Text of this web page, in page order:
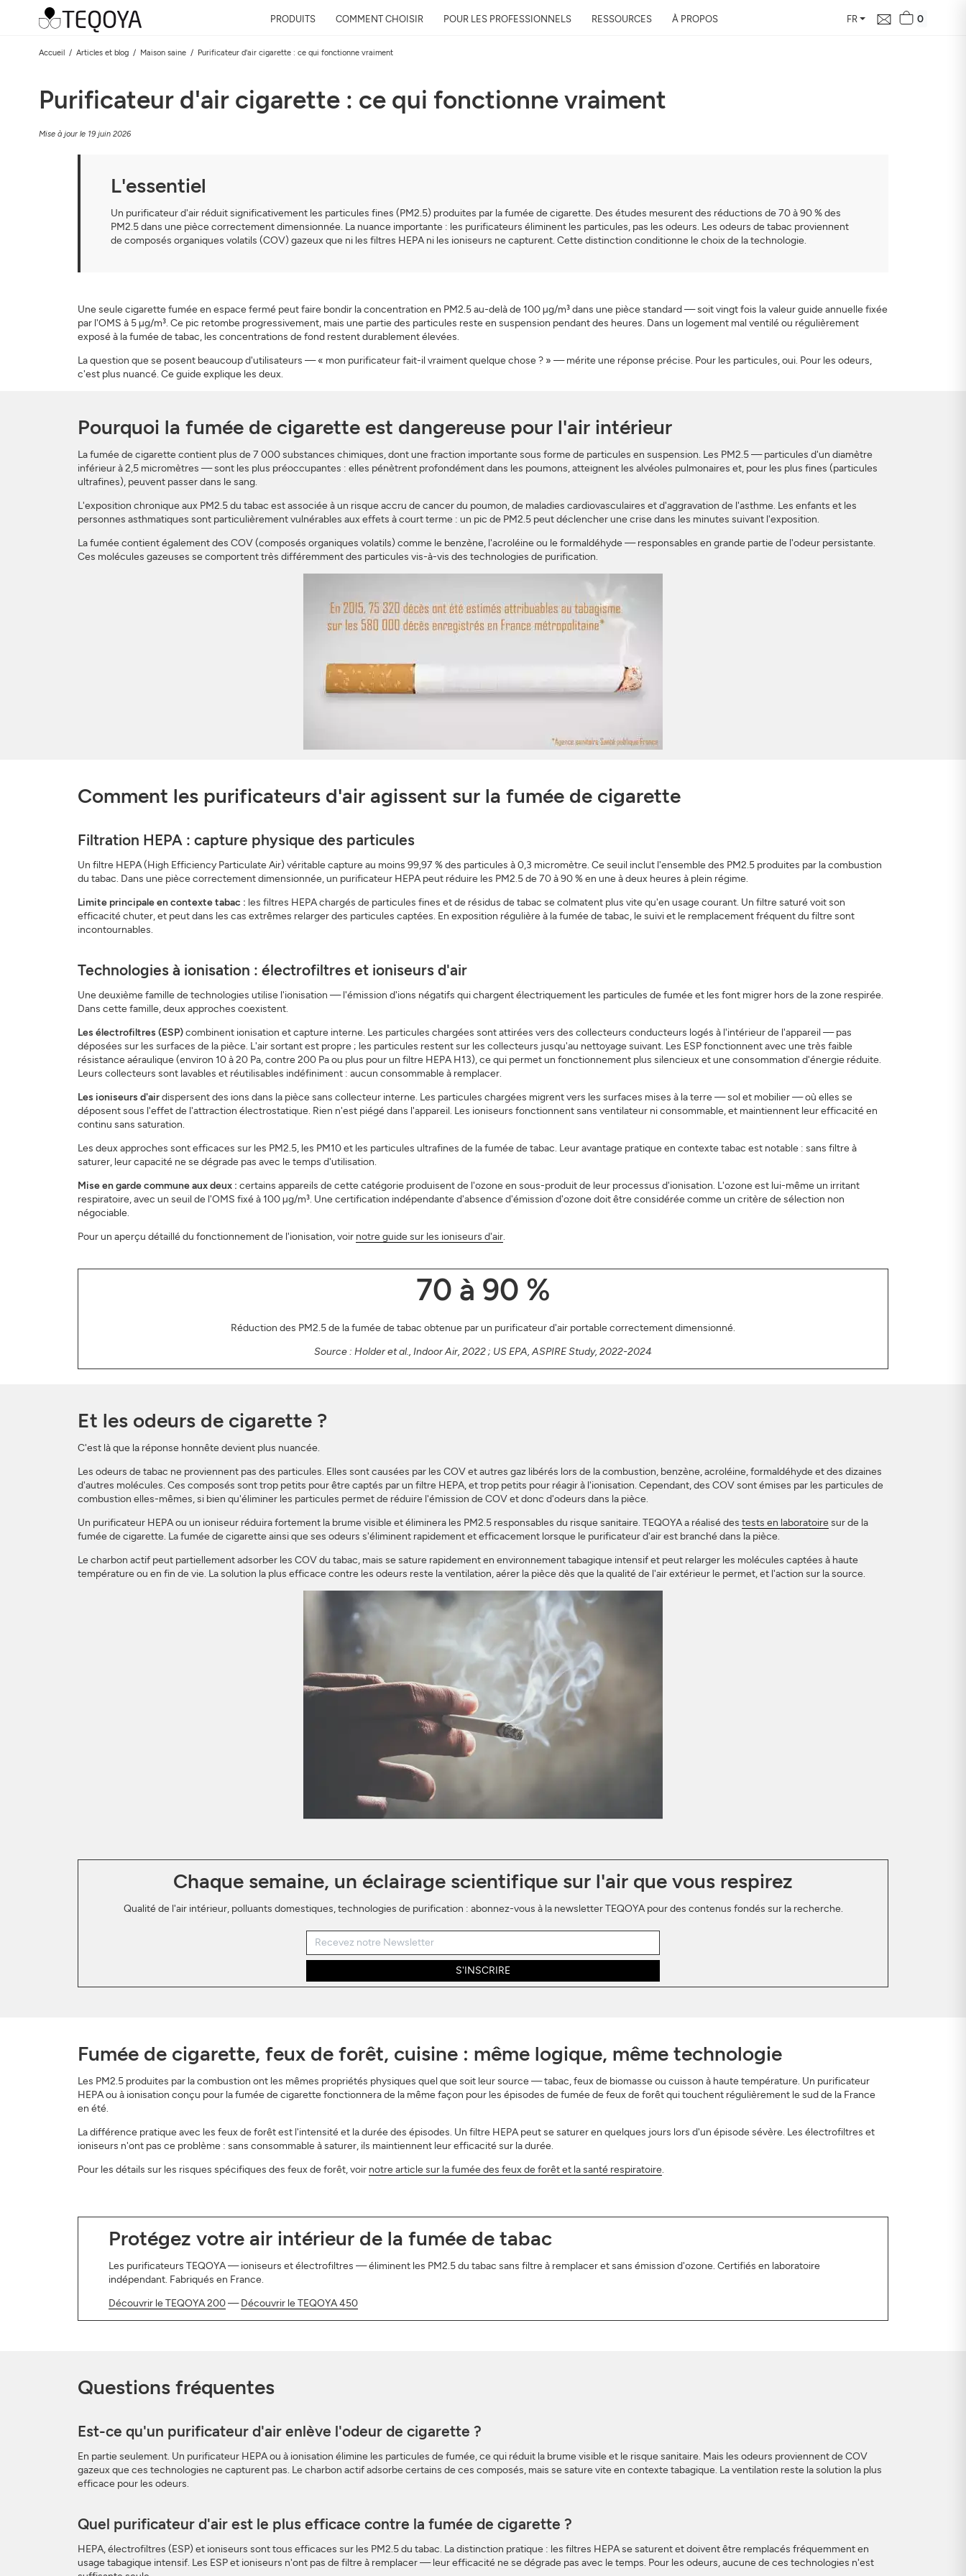
PRODUITS COMMENT CHOISIR POUR LES PROFESSIONNELS RESSOURCES À PROPOS FR 0
Accueil Articles et blog Maison saine Purificateur d'air cigarette : ce qui fonctionne vraiment
Purificateur d'air cigarette : ce qui fonctionne vraiment
Mise à jour le 19 juin 2026
L'essentiel
Un purificateur d'air réduit significativement les particules fines (PM2.5) produites par la fumée de cigarette. Des études mesurent des réductions de 70 à 90 % des
PM2.5 dans une pièce correctement dimensionnée. La nuance importante : les purificateurs éliminent les particules, pas les odeurs. Les odeurs de tabac proviennent
de composés organiques volatils (COV) gazeux que ni les filtres HEPA ni les ioniseurs ne capturent. Cette distinction conditionne le choix de la technologie.
Une seule cigarette fumée en espace fermé peut faire bondir la concentration en PM2.5 au-delà de 100 µg/m³ dans une pièce standard — soit vingt fois la valeur guide annuelle fixée
par l'OMS à 5 µg/m³. Ce pic retombe progressivement, mais une partie des particules reste en suspension pendant des heures. Dans un logement mal ventilé ou régulièrement
exposé à la fumée de tabac, les concentrations de fond restent durablement élevées.
La question que se posent beaucoup d'utilisateurs — « mon purificateur fait-il vraiment quelque chose ? » — mérite une réponse précise. Pour les particules, oui. Pour les odeurs,
c'est plus nuancé. Ce guide explique les deux.
Pourquoi la fumée de cigarette est dangereuse pour l'air intérieur
La fumée de cigarette contient plus de 7 000 substances chimiques, dont une fraction importante sous forme de particules en suspension. Les PM2.5 — particules d'un diamètre
inférieur à 2,5 micromètres — sont les plus préoccupantes : elles pénètrent profondément dans les poumons, atteignent les alvéoles pulmonaires et, pour les plus fines (particules
ultrafines), peuvent passer dans le sang.
L'exposition chronique aux PM2.5 du tabac est associée à un risque accru de cancer du poumon, de maladies cardiovasculaires et d'aggravation de l'asthme. Les enfants et les
personnes asthmatiques sont particulièrement vulnérables aux effets à court terme : un pic de PM2.5 peut déclencher une crise dans les minutes suivant l'exposition.
La fumée contient également des COV (composés organiques volatils) comme le benzène, l'acroléine ou le formaldéhyde — responsables en grande partie de l'odeur persistante.
Ces molécules gazeuses se comportent très différemment des particules vis-à-vis des technologies de purification.
Comment les purificateurs d'air agissent sur la fumée de cigarette
Filtration HEPA : capture physique des particules
Un filtre HEPA (High Efficiency Particulate Air) véritable capture au moins 99,97 % des particules à 0,3 micromètre. Ce seuil inclut l'ensemble des PM2.5 produites par la combustion
du tabac. Dans une pièce correctement dimensionnée, un purificateur HEPA peut réduire les PM2.5 de 70 à 90 % en une à deux heures à plein régime.
Limite principale en contexte tabac : les filtres HEPA chargés de particules fines et de résidus de tabac se colmatent plus vite qu'en usage courant. Un filtre saturé voit son
efficacité chuter, et peut dans les cas extrêmes relarger des particules captées. En exposition régulière à la fumée de tabac, le suivi et le remplacement fréquent du filtre sont
incontournables.
Technologies à ionisation : électrofiltres et ioniseurs d'air
Une deuxième famille de technologies utilise l'ionisation — l'émission d'ions négatifs qui chargent électriquement les particules de fumée et les font migrer hors de la zone respirée.
Dans cette famille, deux approches coexistent.
Les électrofiltres (ESP)combinent ionisation et capture interne. Les particules chargées sont attirées vers des collecteurs conducteurs logés à l'intérieur de l'appareil — pas
déposées sur les surfaces de la pièce. L'air sortant est propre ; les particules restent sur les collecteurs jusqu'au nettoyage suivant. Les ESP fonctionnent avec une très faible
résistance aéraulique (environ 10 à 20 Pa, contre 200 Pa ou plus pour un filtre HEPA H13), ce qui permet un fonctionnement plus silencieux et une consommation d'énergie réduite.
Leurs collecteurs sont lavables et réutilisables indéfiniment : aucun consommable à remplacer.
Les ioniseurs d'airdispersent des ions dans la pièce sans collecteur interne. Les particules chargées migrent vers les surfaces mises à la terre — sol et mobilier — où elles se
déposent sous l'effet de l'attraction électrostatique. Rien n'est piégé dans l'appareil. Les ioniseurs fonctionnent sans ventilateur ni consommable, et maintiennent leur efficacité en
continu sans saturation.
Les deux approches sont efficaces sur les PM2.5, les PM10 et les particules ultrafines de la fumée de tabac. Leur avantage pratique en contexte tabac est notable : sans filtre à
saturer, leur capacité ne se dégrade pas avec le temps d'utilisation.
Mise en garde commune aux deux : certains appareils de cette catégorie produisent de l'ozone en sous-produit de leur processus d'ionisation. L'ozone est lui-même un irritant
respiratoire, avec un seuil de l'OMS fixé à 100 µg/m³. Une certification indépendante d'absence d'émission d'ozone doit être considérée comme un critère de sélection non
négociable.
Pour un aperçu détaillé du fonctionnement de l'ionisation, voir notre guide sur les ioniseurs d'air.
70 à 90 %
Réduction des PM2.5 de la fumée de tabac obtenue par un purificateur d'air portable correctement dimensionné.
Source : Holder et al., Indoor Air, 2022 ; US EPA, ASPIRE Study, 2022-2024
Et les odeurs de cigarette ?
C'est là que la réponse honnête devient plus nuancée.
Les odeurs de tabac ne proviennent pas des particules. Elles sont causées par les COV et autres gaz libérés lors de la combustion, benzène, acroléine, formaldéhyde et des dizaines
d'autres molécules. Ces composés sont trop petits pour être captés par un filtre HEPA, et trop petits pour réagir à l'ionisation. Cependant, des COV sont émises par les particules de
combustion elles-mêmes, si bien qu'éliminer les particules permet de réduire l'émission de COV et donc d'odeurs dans la pièce.
Un purificateur HEPA ou un ioniseur réduira fortement la brume visible et éliminera les PM2.5 responsables du risque sanitaire. TEQOYA a réalisé des tests en laboratoiresur de la
fumée de cigarette. La fumée de cigarette ainsi que ses odeurs s'éliminent rapidement et efficacement lorsque le purificateur d'air est branché dans la pièce.
Le charbon actif peut partiellement adsorber les COV du tabac, mais se sature rapidement en environnement tabagique intensif et peut relarger les molécules captées à haute
température ou en fin de vie. La solution la plus efficace contre les odeurs reste la ventilation, aérer la pièce dès que la qualité de l'air extérieur le permet, et l'action sur la source.
Chaque semaine, un éclairage scientifique sur l'air que vous respirez
Qualité de l'air intérieur, polluants domestiques, technologies de purification : abonnez-vous à la newsletter TEQOYA pour des contenus fondés sur la recherche.
S'INSCRIRE
Fumée de cigarette, feux de forêt, cuisine : même logique, même technologie
Les PM2.5 produites par la combustion ont les mêmes propriétés physiques quel que soit leur source — tabac, feux de biomasse ou cuisson à haute température. Un purificateur
HEPA ou à ionisation conçu pour la fumée de cigarette fonctionnera de la même façon pour les épisodes de fumée de feux de forêt qui touchent régulièrement le sud de la France
en été.
La différence pratique avec les feux de forêt est l'intensité et la durée des épisodes. Un filtre HEPA peut se saturer en quelques jours lors d'un épisode sévère. Les électrofiltres et
ioniseurs n'ont pas ce problème : sans consommable à saturer, ils maintiennent leur efficacité sur la durée.
Pour les détails sur les risques spécifiques des feux de forêt, voir notre article sur la fumée des feux de forêt et la santé respiratoire.
Protégez votre air intérieur de la fumée de tabac
Les purificateurs TEQOYA — ioniseurs et électrofiltres — éliminent les PM2.5 du tabac sans filtre à remplacer et sans émission d'ozone. Certifiés en laboratoire
indépendant. Fabriqués en France.
Découvrir le TEQOYA 200—Découvrir le TEQOYA 450
Questions fréquentes
Est-ce qu'un purificateur d'air enlève l'odeur de cigarette ?
En partie seulement. Un purificateur HEPA ou à ionisation élimine les particules de fumée, ce qui réduit la brume visible et le risque sanitaire. Mais les odeurs proviennent de COV
gazeux que ces technologies ne capturent pas. Le charbon actif adsorbe certains de ces composés, mais se sature vite en contexte tabagique. La ventilation reste la solution la plus
efficace pour les odeurs.
Quel purificateur d'air est le plus efficace contre la fumée de cigarette ?
HEPA, électrofiltres (ESP) et ioniseurs sont tous efficaces sur les PM2.5 du tabac. La distinction pratique : les filtres HEPA se saturent et doivent être remplacés fréquemment en
usage tabagique intensif. Les ESP et ioniseurs n'ont pas de filtre à remplacer — leur efficacité ne se dégrade pas avec le temps. Pour les odeurs, aucune de ces technologies n'est
Adresse
S'INSCRIRE FERMER